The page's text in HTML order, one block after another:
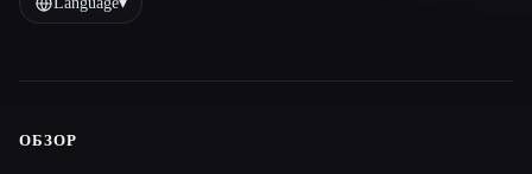
Site navigation
ОБЗОР